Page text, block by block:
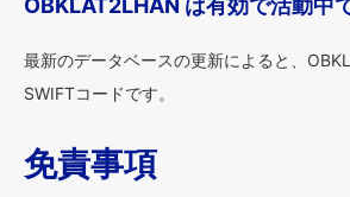
OBKLAT2LHAN は有効で活動中
最新のデータベースの更新によると、
SWIFTコードです。
免責事項